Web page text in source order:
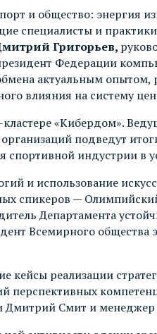
и общество: энергия
специалисты и
Григорьев,
Федерации
актуальным
влияния на систему
«Кибердом».
подведут
индустрии в
и использование
—
Департамента
Всемирного
кейсы реализации
перспективных
Смит и менеджер